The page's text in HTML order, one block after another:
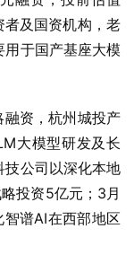
及国资机构，老
于国产基座大模
资，杭州城投产
大模型研发及长
技公司以深化本地
投资5亿元；3月
谱AI在西部地区